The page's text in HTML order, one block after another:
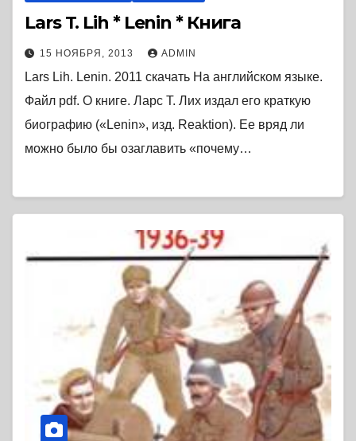
Lars T. Lih * Lenin * Книга
15 НОЯБРЯ, 2013 ADMIN
Lars Lih. Lenin. 2011 скачать На английском языке.
Файл pdf. О книге. Ларс Т. Лих издал его краткую
биографию («Lenin», изд. Reaktion). Ее вряд ли
можно было бы озаглавить «почему…